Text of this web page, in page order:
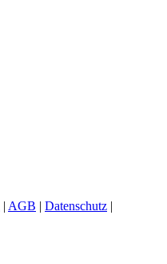
| AGB | Datenschutz |